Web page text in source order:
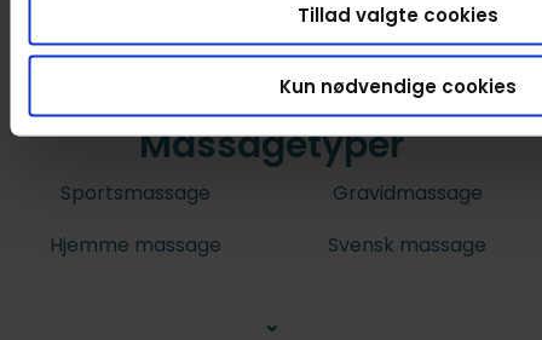
Tillad valgte cookies
Kun nødvendige cookies
Massagetyper
Sportsmassage
Gravidmassage
Hjemme massage
Svensk massage
⌄